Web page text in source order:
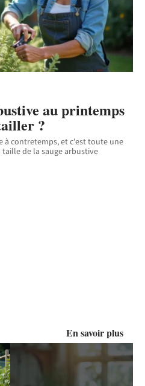
au printemps
?
à contretemps, et c'est toute une
de la sauge arbustive
En savoir plus